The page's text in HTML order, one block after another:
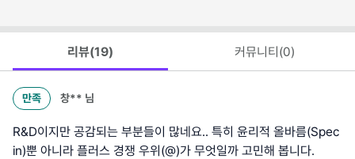
리뷰(19) 커뮤니티(0)
만족 창** 님
R&D이지만 공감되는 부분들이 많네요.. 특히 윤리적 올바름(Spec
in)뿐 아니라 플러스 경쟁 우위(@)가 무엇일까 고민해 봅니다.